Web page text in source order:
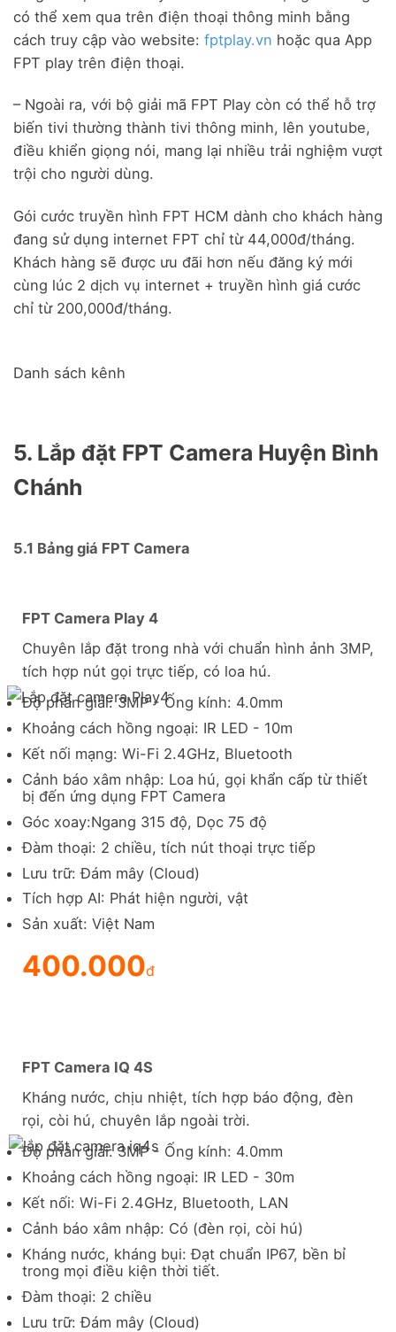
có thể xem qua trên điện thoại thông minh bằng
cách truy cập vào website: fptplay.vn hoặc qua App
FPT play trên điện thoại.
– Ngoài ra, với bộ giải mã FPT Play còn có thể hỗ trợ
biến tivi thường thành tivi thông minh, lên youtube,
điều khiển giọng nói, mang lại nhiều trải nghiệm vượt
trội cho người dùng.
Gói cước truyền hình FPT HCM dành cho khách hàng
đang sử dụng internet FPT chỉ từ 44,000đ/tháng.
Khách hàng sẽ được ưu đãi hơn nếu đăng ký mới
cùng lúc 2 dịch vụ internet + truyền hình giá cước
chỉ từ 200,000đ/tháng.
Danh sách kênh
5. Lắp đặt FPT Camera Huyện Bình
Chánh
5.1 Bảng giá FPT Camera
FPT Camera Play 4
Chuyên lắp đặt trong nhà với chuẩn hình ảnh 3MP,
tích hợp nút gọi trực tiếp, có loa hú.
Độ phân giải: 3MP - Ống kính: 4.0mm
Khoảng cách hồng ngoại: IR LED - 10m
Kết nối mạng: Wi-Fi 2.4GHz, Bluetooth
Cảnh báo xâm nhập: Loa hú, gọi khẩn cấp từ thiết
bị đến ứng dụng FPT Camera
Góc xoay:Ngang 315 độ, Dọc 75 độ
Đàm thoại: 2 chiều, tích nút thoại trực tiếp
Lưu trữ: Đám mây (Cloud)
Tích hợp AI: Phát hiện người, vật
Sản xuất: Việt Nam
400.000đ
FPT Camera IQ 4S
Kháng nước, chịu nhiệt, tích hợp báo động, đèn
rọi, còi hú, chuyên lắp ngoài trời.
Độ phân giải: 3MP - Ống kính: 4.0mm
Khoảng cách hồng ngoại: IR LED - 30m
Kết nối: Wi-Fi 2.4GHz, Bluetooth, LAN
Cảnh báo xâm nhập: Có (đèn rọi, còi hú)
Kháng nước, kháng bụi: Đạt chuẩn IP67, bền bỉ
trong mọi điều kiện thời tiết.
Đàm thoại: 2 chiều
Lưu trữ: Đám mây (Cloud)